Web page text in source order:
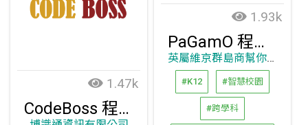
1.93k
PaGamO 程式小達人
英屬維京群島商幫你優股份有限公司台灣分公司
#K12 #智慧校園
#跨學科
1.47k
CodeBoss 程設老闆教學平台